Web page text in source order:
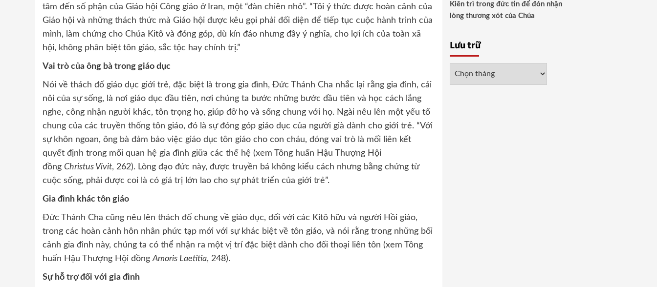
tâm đến số phận của Giáo hội Công giáo ở Iran, một “đàn chiên nhỏ”. “Tôi ý thức được hoàn cảnh của
Giáo hội và những thách thức mà Giáo hội được kêu gọi phải đối diện để tiếp tục cuộc hành trình của
mình, làm chứng cho Chúa Kitô và đóng góp, dù kín đáo nhưng đầy ý nghĩa, cho lợi ích của toàn xã
hội, không phân biệt tôn giáo, sắc tộc hay chính trị.”
Vai trò của ông bà trong giáo dục
Nói về thách đố giáo dục giới trẻ, đặc biệt là trong gia đình, Đức Thánh Cha nhắc lại rằng gia đình, cái
nôi của sự sống, là nơi giáo dục đầu tiên, nơi chúng ta bước những bước đầu tiên và học cách lắng
nghe, công nhận người khác, tôn trọng họ, giúp đỡ họ và sống chung với họ. Ngài nêu lên một yếu tố
chung của các truyền thống tôn giáo, đó là sự đóng góp giáo dục của người già dành cho giới trẻ. “Với
sự khôn ngoan, ông bà đảm bảo việc giáo dục tôn giáo cho con cháu, đóng vai trò là mối liên kết
quyết định trong mối quan hệ gia đình giữa các thế hệ (xem Tông huấn Hậu Thượng Hội
đồng Christus Vivit, 262). Lòng đạo đức này, được truyền bá không kiểu cách nhưng bằng chứng từ
cuộc sống, phải được coi là có giá trị lớn lao cho sự phát triển của giới trẻ”.
Gia đình khác tôn giáo
Đức Thánh Cha cũng nêu lên thách đố chung về giáo dục, đối với các Kitô hữu và người Hồi giáo,
trong các hoàn cảnh hôn nhân phức tạp mới với sự khác biệt về tôn giáo, và nói rằng trong những bối
cảnh gia đình này, chúng ta có thể nhận ra một vị trí đặc biệt dành cho đối thoại liên tôn (xem Tông
huấn Hậu Thượng Hội đồngAmoris Laetitia, 248).
Sự hỗ trợ đối với gia đình
Kiên trì trong đức tin để đón nhận
lòng thương xót của Chúa
Lưu trữ